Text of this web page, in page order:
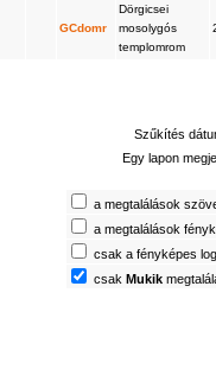
GCdomr
Dörgicsei
mosolygós
templomrom
Szűkítés
Egy lapon
a megtalálások
a megtalálások
csak a fényképes
csakMukik